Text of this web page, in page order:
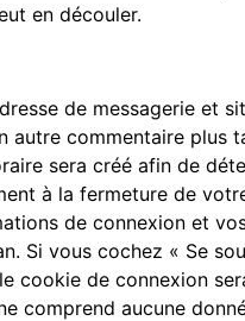
en découler.
de messagerie et
commentaire plus
sera créé afin de
à la fermeture de
de connexion et
Si vous cochez « Se
cookie de connexion
comprend aucune